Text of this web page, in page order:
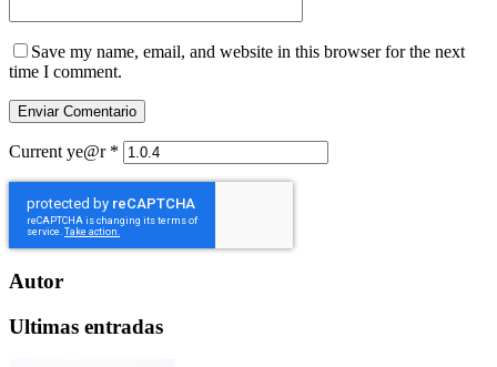
Save my name, email, and website in this browser for the next
time I comment.
Current ye@r *
Autor
Ultimas entradas